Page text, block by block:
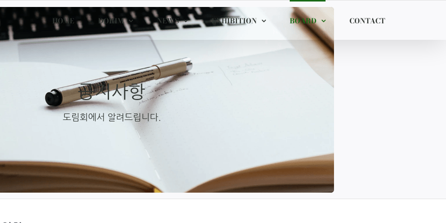
HOME DORIM NEWS EXHIBITION BOARD CONTACT
공지사항
도림회에서 알려드립니다.